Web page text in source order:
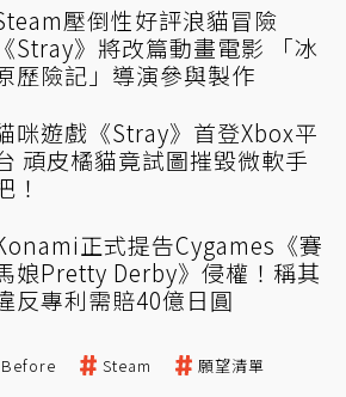
壓倒性好評浪貓冒險
《Stray》將改篇動畫電影 「冰
歷險記」導演參與製作
咪遊戲《Stray》首登Xbox平
頑皮橘貓竟試圖摧毀微軟手
！
正式提告Cygames《賽
娘Pretty Derby》侵權！稱其
反專利需賠40億日圓
Steam 願望清單